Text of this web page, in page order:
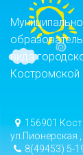
вида
Костромской
156901
ул.Пионерская ,
8(49453) 5-